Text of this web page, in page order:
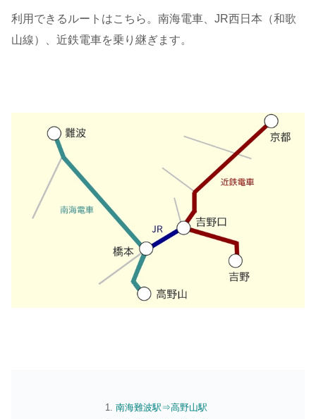
利用できるルートはこちら。南海電車、JR西日本（和歌
山線）、近鉄電車を乗り継ぎます。
南海難波駅⇒高野山駅